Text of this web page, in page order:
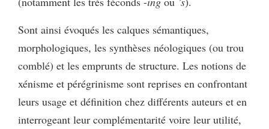
Sont ainsi évoqués les calques sémantiques,
morphologiques, les synthèses néologiques (ou trou
comblé) et les emprunts de structure. Les notions de
xénisme et pérégrinisme sont reprises en confrontant
leurs usage et définition chez différents auteurs et en
interrogeant leur complémentarité voire leur utilité,